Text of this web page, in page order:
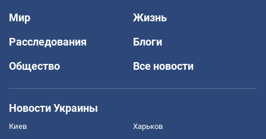
Мир
Жизнь
Расследования
Блоги
Общество
Все новости
Новости Украины
Киев Харьков